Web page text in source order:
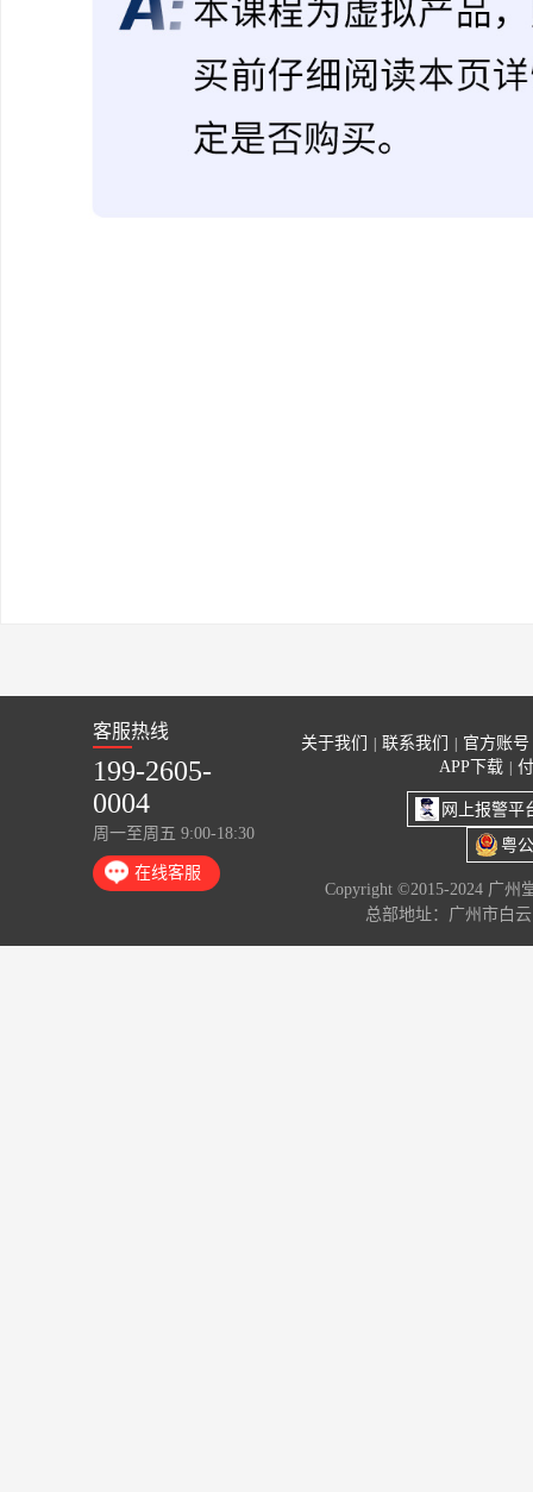
客服热线
199-2605-
0004
周一至周五 9:00-18:30
在线客服
关于我们 联系我们
官方账号
APP下载
网上报警平
粤
Copyright ©2015-2024 广州
总部地址：广州市白